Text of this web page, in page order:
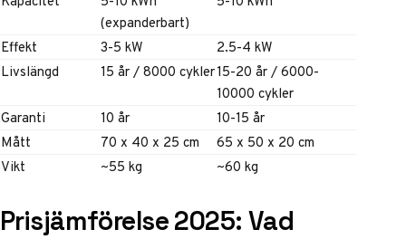
(expanderbart)
Effekt 3-5 kW
2.5-4 kW
Livslängd
15 år / 8000 cykler15-20 år / 6000-
10000 cykler
Garanti
10 år
10-15 år
Mått
70 x 40 x 25 cm
65 x 50 x 20 cm
Vikt
~55 kg ~60 kg
Prisjämförelse 2025: Vad